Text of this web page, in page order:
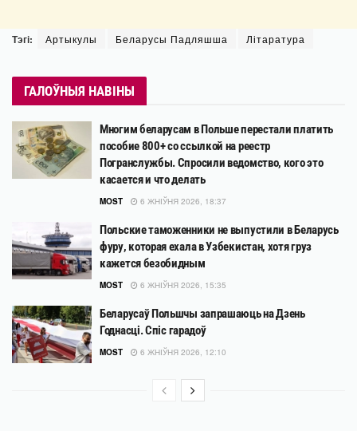
Тэгі: Артыкулы Беларусы Падляшша Літаратура
ГАЛОЎНЫЯ НАВІНЫ
Многим беларусам в Польше перестали платить
пособие 800+ со ссылкой на реестр
Погранслужбы. Спросили ведомство, кого это
касается и что делать
MOST 6 ЖНІЎНЯ 2026, 18:37
Польские таможенники не выпустили в Беларусь
фуру, которая ехала в Узбекистан, хотя груз
кажется безобидным
MOST 6 ЖНІЎНЯ 2026, 15:35
Беларусаў Польшчы запрашаюць на Дзень
Годнасці. Спіс гарадоў
MOST 6 ЖНІЎНЯ 2026, 12:10